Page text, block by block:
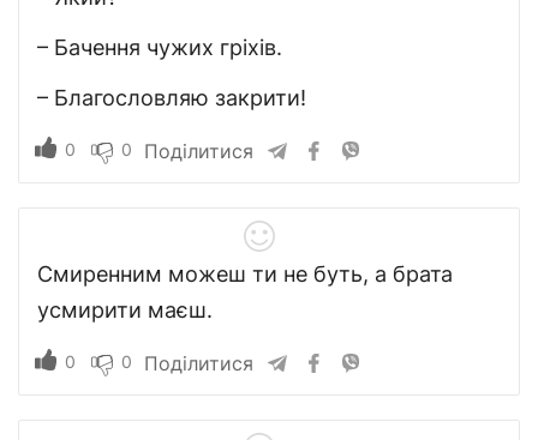
– Бачення чужих гріхів.
– Благословляю закрити!
0 0 Поділитися
Смиренним можеш ти не буть, а брата
усмирити маєш.
0 0 Поділитися